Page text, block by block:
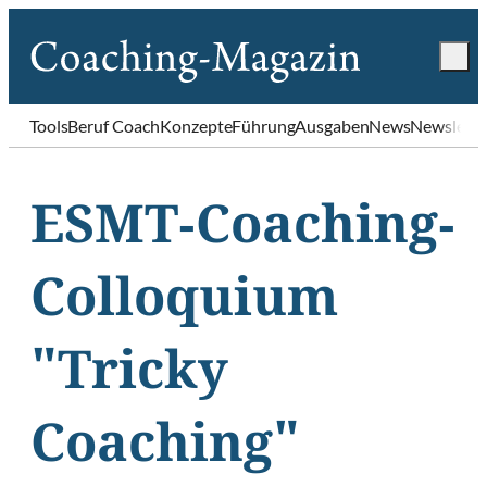
ToolsBeruf CoachKonzepteFührungAusgabenNews
ESMT-Coaching-
Colloquium
"Tricky
Coaching"